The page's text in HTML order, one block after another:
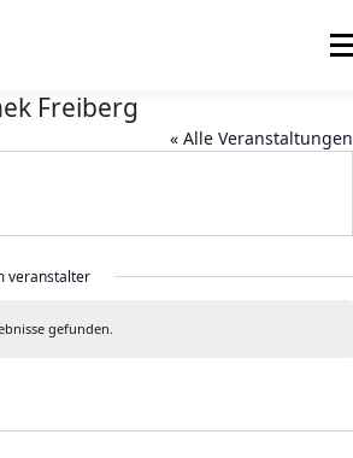
UNTERSTÜTZUNG AKTUELLES
Freiberg
« Alle Veranstaltungen
veranstalter
gefunden.